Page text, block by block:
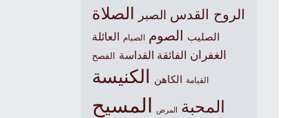
الروح القدس الصبر الصلاة
الصليب الصوم الصيام العائلة
الغفران الفائقة القداسة الفصح
القيامة الكاهن الكنيسة
المحبة المرض المسيح